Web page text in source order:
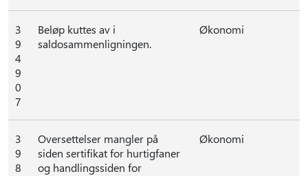
3
9
4
9
0
7
Beløp kuttes av i
saldosammenligningen.
Økonomi
3
9
8
Oversettelser mangler på
siden sertifikat for hurtigfaner
og handlingssiden for
Økonomi